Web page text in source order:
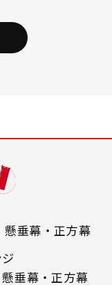
垂幕・正方幕
垂幕・正方幕